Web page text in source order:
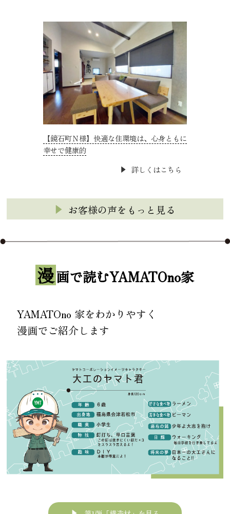
【鏡石町Ｎ様】快適な住環境は、心身ともに
幸せで健康的
詳しくはこちら
お客様の声をもっと見る
漫画で読むYAMATOno家
YAMATOno 家をわかりやすく
漫画でご紹介します